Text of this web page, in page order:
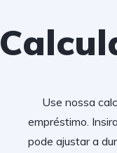
Use nossa
empréstimo.
pode ajustar a